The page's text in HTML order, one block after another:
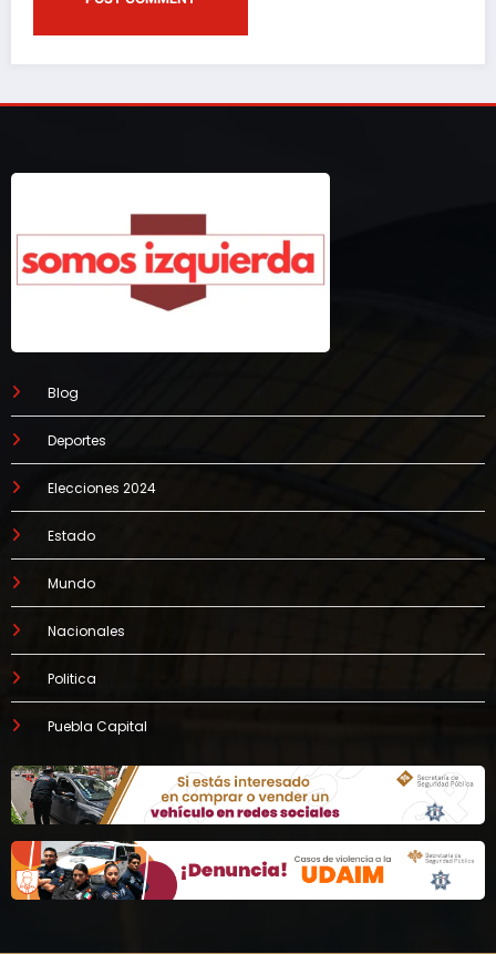
Blog
Deportes
Elecciones 2024
Estado
Mundo
Nacionales
Politica
Puebla Capital